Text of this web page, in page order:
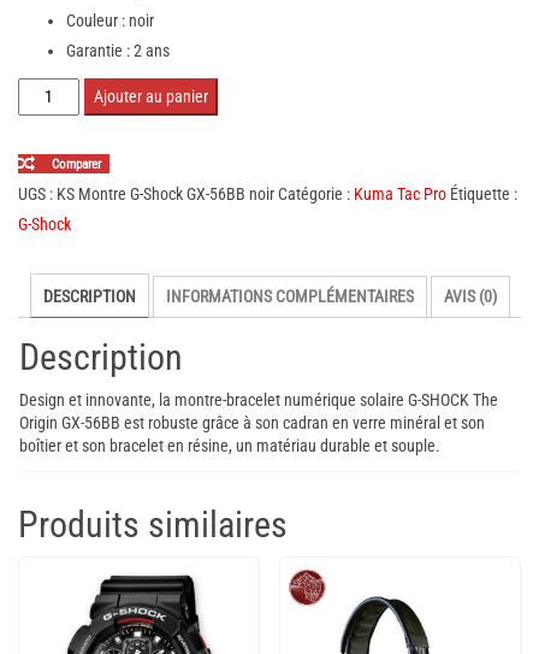
Couleur : noir
Garantie : 2 ans
quantité
de
Montre
56BB
Ajouter au panier
Comparer
UGS : KS Montre G-Shock GX-56BB noirCatégorie : Kuma Tac Pro Étiquette :
G-Shock
DESCRIPTION INFORMATIONS COMPLÉMENTAIRES AVIS (0)
Description
Design et innovante, la montre-bracelet numérique solaire G-SHOCK The
Origin GX-56BB est robuste grâce à son cadran en verre minéral et son
boîtier et son bracelet en résine, un matériau durable et souple.
Produits similaires